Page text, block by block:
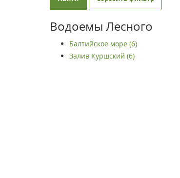
Водоемы Лесного
Балтийское море (6)
Залив Куршский (6)